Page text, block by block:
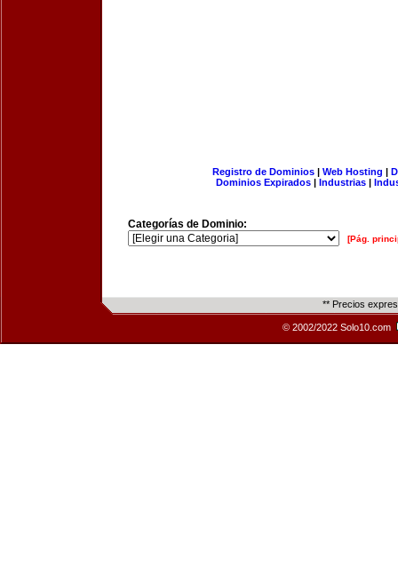
Registro de Dominios| Web Hosting |
Dominios Expirados | Industrias |
Categorías de Dominio:
[Pág.
** Precios
© 2002/2022 Solo10.com